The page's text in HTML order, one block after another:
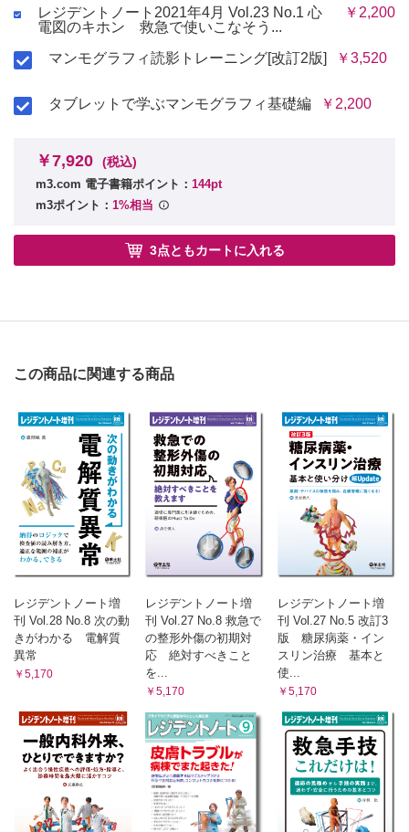
レジデントノート2021年4月 Vol.23 No.1 心
電図のキホン 救急で使いこなそう...
￥2,200
マンモグラフィ読影トレーニング[改訂2版] ￥3,520
タブレットで学ぶマンモグラフィ基礎編 ￥2,200
￥7,920 (税込)
m3.com 電子書籍ポイント： 144pt
m3ポイント： 1%相当
3点ともカートに入れる
この商品に関連する商品
レジデントノート増
刊 Vol.28 No.8 次の動
きがわかる 電解質
異常
￥5,170
レジデントノート増
刊 Vol.27 No.8 救急で
の整形外傷の初期対
応 絶対すべきこと
を...
￥5,170
レジデントノート増
刊 Vol.27 No.5 改訂3
版 糖尿病薬・イン
スリン治療 基本と
使...
￥5,170